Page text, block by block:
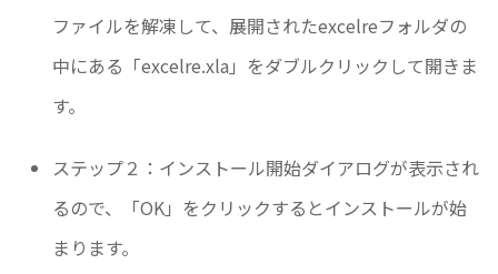
ファイルを解凍して、展開されたexcelreフォルダの
中にある「excelre.xla」をダブルクリックして開きま
す。
ステップ２：インストール開始ダイアログが表示され
るので、「OK」をクリックするとインストールが始
まります。